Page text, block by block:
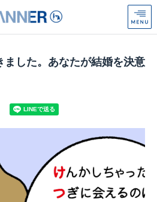
ロ
ズ
ン
Anniversaire
ました。あなたが結婚を決意